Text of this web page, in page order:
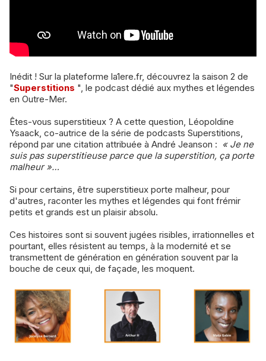
Inédit ! Sur la plateforme la1ere.fr, découvrez la saison 2 de
"Superstitions ", le podcast dédié aux mythes et légendes
en Outre-Mer.
Êtes-vous superstitieux ? A cette question, Léopoldine
Ysaack, co-autrice de la série de podcasts Superstitions,
répond par une citation attribuée à André Jeanson : « Je ne
suis pas superstitieuse parce que la superstition, ça porte
malheur »…
Si pour certains, être superstitieux porte malheur, pour
d'autres, raconter les mythes et légendes qui font frémir
petits et grands est un plaisir absolu.
Ces histoires sont si souvent jugées risibles, irrationnelles et
pourtant, elles résistent au temps, à la modernité et se
transmettent de génération en génération souvent par la
bouche de ceux qui, de façade, les moquent.